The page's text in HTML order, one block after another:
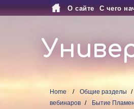
О сайте С чего
Home Общие разделы
вебинаров
Бытие